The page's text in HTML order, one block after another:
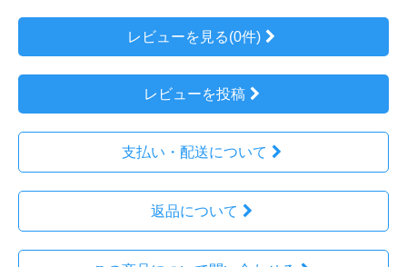
レビューを見る(0件)
レビューを投稿
支払い・配送について
返品について